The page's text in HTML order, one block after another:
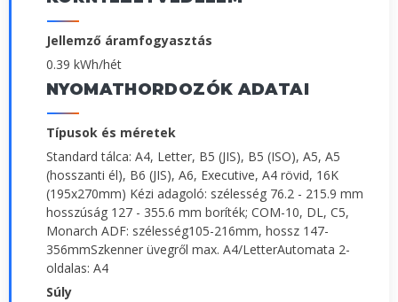
Jellemző áramfogyasztás
0.39 kWh/hét
NYOMATHORDOZÓK ADATAI
Típusok és méretek
Standard tálca: A4, Letter, B5 (JIS), B5 (ISO), A5, A5
(hosszanti él), B6 (JIS), A6, Executive, A4 rövid, 16K
(195x270mm) Kézi adagoló: szélesség 76.2 - 215.9 mm
hosszúság 127 - 355.6 mm boríték; COM-10, DL, C5,
Monarch ADF: szélesség105-216mm, hossz 147-
356mmSzkenner üvegről max. A4/LetterAutomata 2-
oldalas: A4
Súly